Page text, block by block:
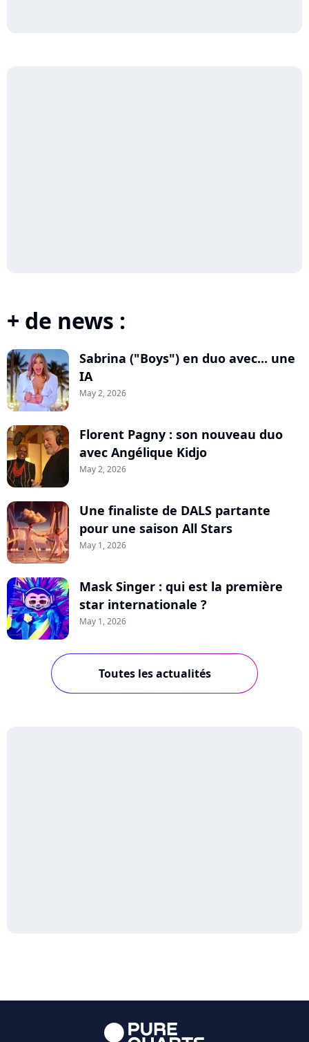
+ de news :
Sabrina ("Boys") en duo avec... une
IA
May 2, 2026
Florent Pagny : son nouveau duo
avec Angélique Kidjo
May 2, 2026
Une finaliste de DALS partante
pour une saison All Stars
May 1, 2026
Mask Singer : qui est la première
star internationale ?
May 1, 2026
Toutes les actualités